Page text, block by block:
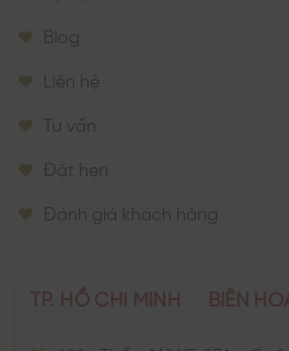
Blog
Liên hệ
Tư vấn
Đặt hẹn
Đánh giá khách hàng
TP. HỒ CHÍ MINH BIÊN